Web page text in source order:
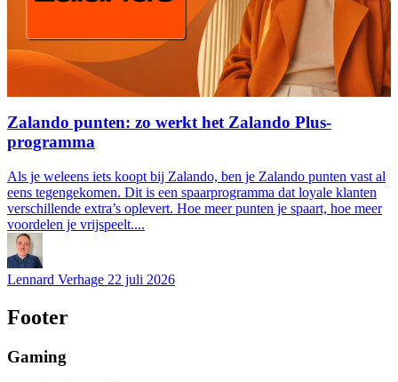
Zalando punten: zo werkt het Zalando Plus-
programma
Als je weleens iets koopt bij Zalando, ben je Zalando punten vast al
eens tegengekomen. Dit is een spaarprogramma dat loyale klanten
verschillende extra’s oplevert. Hoe meer punten je spaart, hoe meer
voordelen je vrijspeelt....
Lennard Verhage 22 juli 2026
Footer
Gaming